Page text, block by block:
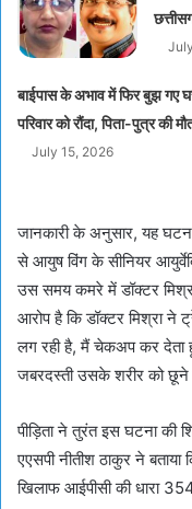
बाईपास के अभाव में फिर बुझ गए
परिवार को रौंदा, पिता-पुत्र की
July 15, 2026
जानकारी के अनुसार, यह
से आयुष विंग के सीनियर
उस समय कमरे में डॉक्टर
आरोप है कि डॉक्टर मिश्रा ने
लग रही है, मैं चेकअप कर देता
जबरदस्ती उसके शरीर को छूने
पीड़िता ने तुरंत इस घटना
एएसपी नीतीश ठाकुर ने
खिलाफ आईपीसी की धारा